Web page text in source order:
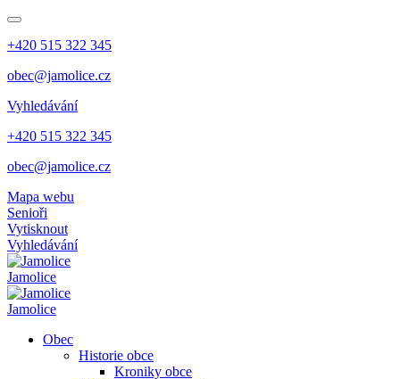
+420 515 322 345
obec@jamolice.cz
Vyhledávání
+420 515 322 345
obec@jamolice.cz
Mapa webu
Senioři
Vytisknout
Vyhledávání
Jamolice
Jamolice
Obec
Historie obce
Kroniky obce